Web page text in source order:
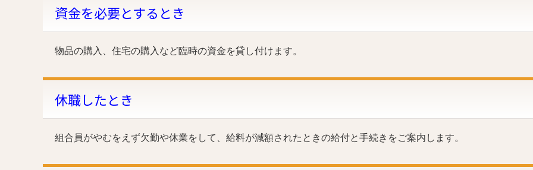
資金を必要とするとき
物品の購入、住宅の購入など臨時の資金を貸し付けます。
休職したとき
組合員がやむをえず欠勤や休業をして、給料が減額されたときの給付と手続きをご案内します。